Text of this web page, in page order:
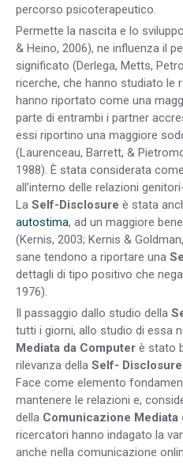
percorso psicoterapeutico.
Permette la nascita e lo
& Heino, 2006), ne influenza il
significato (Derlega, Metts,
ricerche, che hanno studiato le
hanno riportato come una
parte di entrambi i partner
essi riportino una maggiore
(Laurenceau, Barrett, &
1988). È stata considerata
all’interno delle relazioni
La Self-Disclosure è stata
autostima, ad un maggiore
(Kernis, 2003; Kernis &
sane tendono a riportare una
dettagli di tipo positivo che
1976).
Il passaggio dallo studio della
tutti i giorni, allo studio di essa
Mediata da Computer è stato
rilevanza della Self- Disclosure
Face come elemento
mantenere le relazioni e,
della Comunicazione Mediata
ricercatori hanno indagato la
anche nella comunicazione